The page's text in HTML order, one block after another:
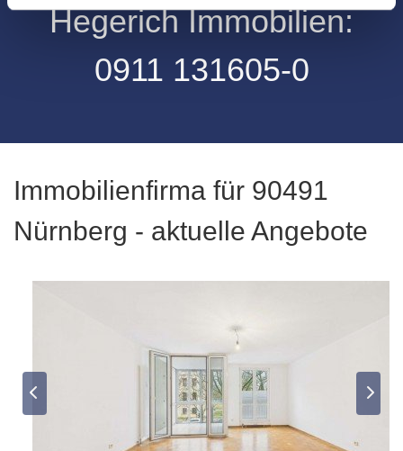
Hegerich Immobilien:
0911 131605-0
Immobilienfirma für 90491
Nürnberg - aktuelle Angebote